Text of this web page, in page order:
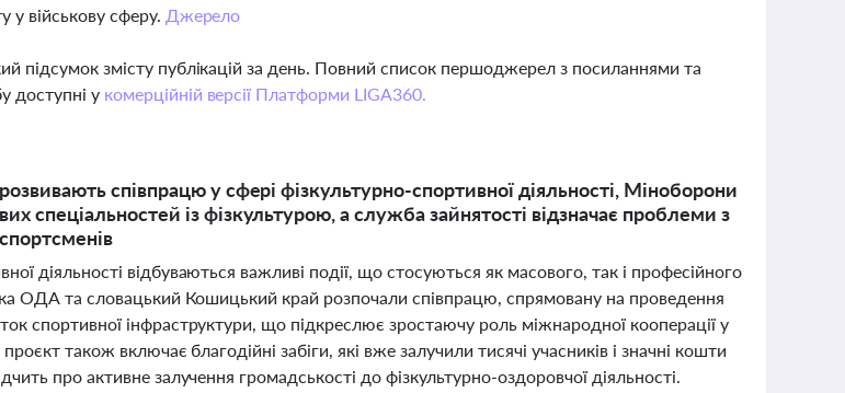
у військову сферу. Джерело
підсумок змісту публікацій за день. Повний список першоджерел з посиланнями та
доступні у комерційній версії Платформи LIGA360.
співпрацю у сфері фізкультурно-спортивної діяльності, Міноборони
спеціальностей із фізкультурою, а служба зайнятості відзначає проблеми з
діяльності відбуваються важливі події, що стосуються як масового, так і професійного
ОДА та словацький Кошицький край розпочали співпрацю, спрямовану на проведення
спортивної інфраструктури, що підкреслює зростаючу роль міжнародної кооперації у
також включає благодійні забіги, які вже залучили тисячі учасників і значні кошти
про активне залучення громадськості до фізкультурно-оздоровчої діяльності.